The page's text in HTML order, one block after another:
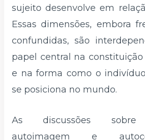
sujeito desenvolve em
Essas dimensões, embora
confundidas, são
papel central na
e na forma como o
se posiciona no mundo.
As discussões sobre
autoimagem e